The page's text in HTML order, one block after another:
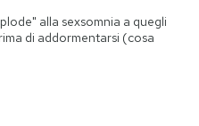
alla sexsomnia a quegli
di addormentarsi (cosa